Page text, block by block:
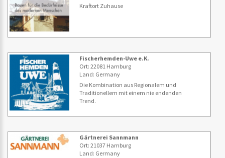
Kraftort Zuhause
Fischerhemden-Uwe e.K.
Ort: 22081 Hamburg
Land: Germany
Die Kombination aus Regionalem und
Traditionellem mit einem nie endenden
Trend.
Gärtnerei Sannmann
Ort: 21037 Hamburg
Land: Germany